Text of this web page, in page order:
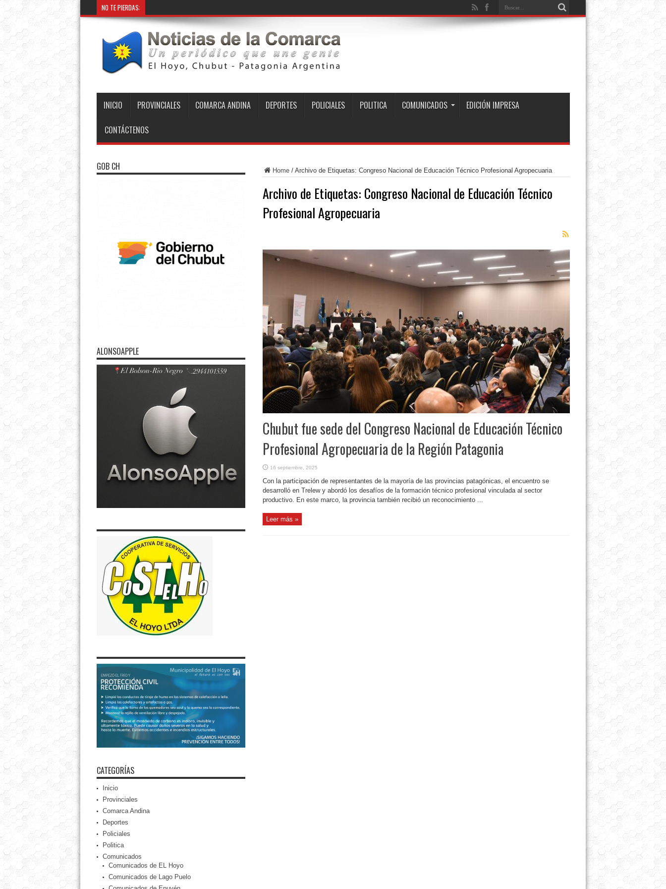
NO TE PIERDAS:
INICIO PROVINCIALES COMARCA ANDINA DEPORTES POLICIALES POLITICA COMUNICADOS EDICIÓN IMPRESA
CONTÁCTENOS
Home/ Archivo de Etiquetas: Congreso Nacional de Educación Técnico Profesional Agropecuaria
Archivo de Etiquetas: Congreso Nacional de Educación Técnico
Profesional Agropecuaria
Chubut fue sede del Congreso Nacional de Educación Técnico
Profesional Agropecuaria de la Región Patagonia
16 septiembre, 2025
Con la participación de representantes de la mayoría de las provincias patagónicas, el encuentro se
desarrolló en Trelew y abordó los desafíos de la formación técnico profesional vinculada al sector
productivo. En este marco, la provincia también recibió un reconocimiento ...
Leer más »
GOB CH
ALONSOAPPLE
CATEGORÍAS
Inicio
Provinciales
Comarca Andina
Deportes
Policiales
Politica
Comunicados
Comunicados de EL Hoyo
Comunicados de Lago Puelo